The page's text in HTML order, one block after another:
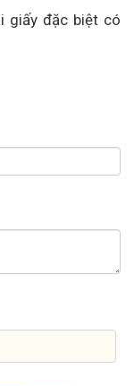
giấy đặc biệt có